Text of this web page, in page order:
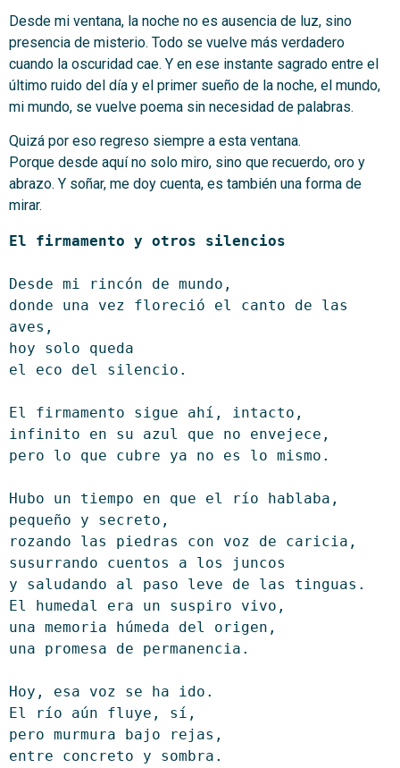
Desde mi ventana, la noche no es ausencia de luz, sino
presencia de misterio. Todo se vuelve más verdadero
cuando la oscuridad cae. Y en ese instante sagrado entre el
último ruido del día y el primer sueño de la noche, el mundo,
mi mundo, se vuelve poema sin necesidad de palabras.
Quizá por eso regreso siempre a esta ventana.
Porque desde aquí no solo miro, sino que recuerdo, oro y
abrazo. Y soñar, me doy cuenta, es también una forma de
mirar.
El firmamento y otros silencios
Desde mi rincón de mundo,
donde una vez floreció el canto de las
aves,
hoy solo queda
el eco del silencio.
El firmamento sigue ahí, intacto,
infinito en su azul que no envejece,
pero lo que cubre ya no es lo mismo.
Hubo un tiempo en que el río hablaba,
pequeño y secreto,
rozando las piedras con voz de caricia,
susurrando cuentos a los juncos
y saludando al paso leve de las tinguas.
El humedal era un suspiro vivo,
una memoria húmeda del origen,
una promesa de permanencia.
Hoy, esa voz se ha ido.
El río aún fluye, sí,
pero murmura bajo rejas,
entre concreto y sombra.